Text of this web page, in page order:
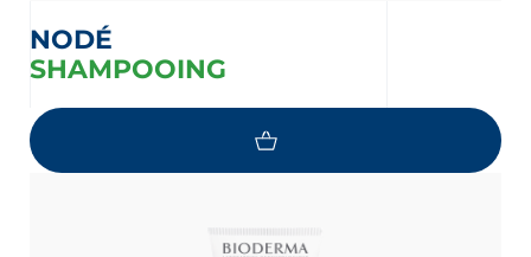
NODÉ
SHAMPOOING